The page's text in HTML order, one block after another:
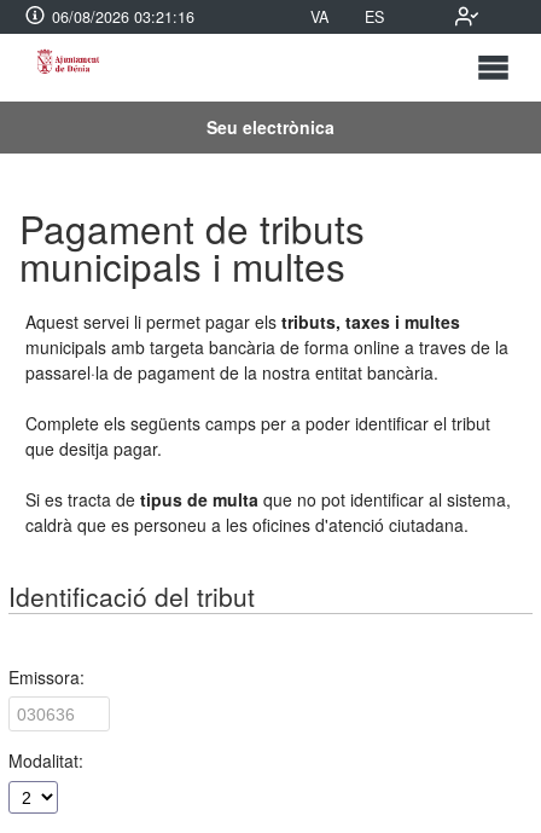
06/08/2026 03:21:16 VA ES
Seu electrònica
Pagament de tributs
municipals i multes
Aquest servei li permet pagar els tributs, taxes i multes
municipals amb targeta bancària de forma online a traves de la
passarel·la de pagament de la nostra entitat bancària.
Complete els següents camps per a poder identificar el tribut
que desitja pagar.
Si es tracta de tipus de multa que no pot identificar al sistema,
caldrà que es personeu a les oficines d'atenció ciutadana.
Identificació del tribut
Emissora:
Modalitat: